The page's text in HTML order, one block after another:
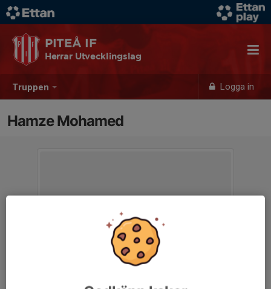
Truppen Logga in
PITEÅ IF
Herrar Utvecklingslag
Hamze Mohamed